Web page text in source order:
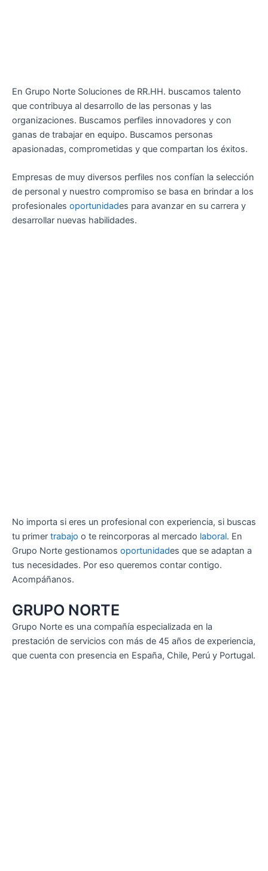
En Grupo Norte Soluciones de RR.HH. buscamos talento
que contribuya al desarrollo de las personas y las
organizaciones. Buscamos perfiles innovadores y con
ganas de trabajar en equipo. Buscamos personas
apasionadas, comprometidas y que compartan los éxitos.
Empresas de muy diversos perfiles nos confían la selección
de personal y nuestro compromiso se basa en brindar a los
profesionales oportunidades para avanzar en su carrera y
desarrollar nuevas habilidades.
No importa si eres un profesional con experiencia, si buscas
tu primer trabajo o te reincorporas al mercado laboral. En
Grupo Norte gestionamos oportunidades que se adaptan a
tus necesidades. Por eso queremos contar contigo.
Acompáñanos.
GRUPO NORTE
Grupo Norte es una compañía especializada en la
prestación de servicios con más de 45 años de experiencia,
que cuenta con presencia en España, Chile, Perú y Portugal.